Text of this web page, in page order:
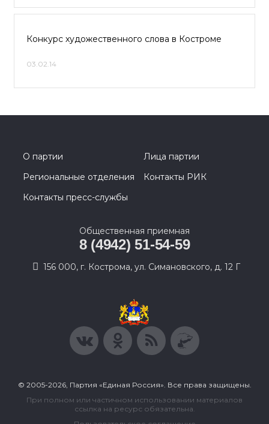
Конкурс художественного слова в Костроме
03.02.14
О партии
Лица партии
Региональные отделения
Контакты РИК
Контакты пресс-службы
Общественная приемная
8 (4942) 51-54-59
156 000, г. Кострома, ул. Симановского, д. 12 Г
© 2005-2026, Партия «Единая Россия». Все права защищены.
При полном или частичном использовании материалов
ссылка на ресурс обязательна.